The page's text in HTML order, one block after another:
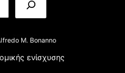
M. Bonanno
ενίσχυσης